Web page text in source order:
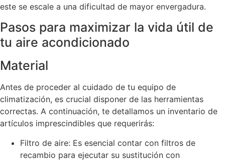
este se escale a una dificultad de mayor envergadura.
Pasos para maximizar la vida útil de
tu aire acondicionado
Material
Antes de proceder al cuidado de tu equipo de
climatización, es crucial disponer de las herramientas
correctas. A continuación, te detallamos un inventario de
artículos imprescindibles que requerirás:
Filtro de aire: Es esencial contar con filtros de
recambio para ejecutar su sustitución con